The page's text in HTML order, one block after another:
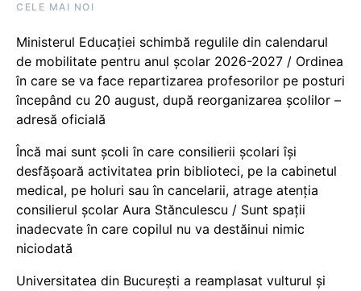
CELE MAI NOI
Ministerul Educației schimbă regulile din calendarul
de mobilitate pentru anul școlar 2026-2027 / Ordinea
în care se va face repartizarea profesorilor pe posturi
începând cu 20 august, după reorganizarea școlilor –
adresă oficială
Încă mai sunt școli în care consilierii școlari își
desfășoară activitatea prin biblioteci, pe la cabinetul
medical, pe holuri sau în cancelarii, atrage atenția
consilierul școlar Aura Stănculescu / Sunt spații
inadecvate în care copilul nu va destăinui nimic
niciodată
Universitatea din București a reamplasat vulturul și